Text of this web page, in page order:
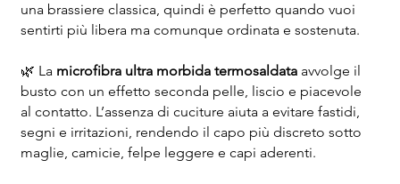
una brassiere classica, quindi è perfetto quando vuoi
sentirti più libera ma comunque ordinata e sostenuta.
🌿 La microfibra ultra morbida termosaldataavvolge il
busto con un effetto seconda pelle, liscio e piacevole
al contatto. L’assenza di cuciture aiuta a evitare fastidi,
segni e irritazioni, rendendo il capo più discreto sotto
maglie, camicie, felpe leggere e capi aderenti.